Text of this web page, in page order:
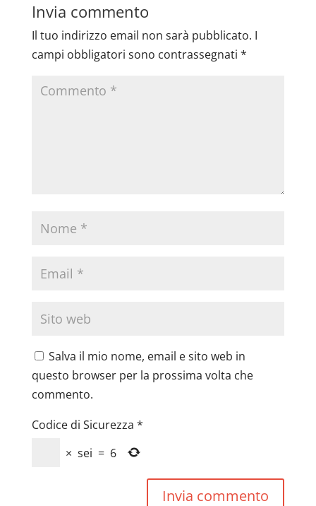
Invia commento
Il tuo indirizzo email non sarà pubblicato. I
campi obbligatori sono contrassegnati *
Salva il mio nome, email e sito web in
questo browser per la prossima volta che
commento.
Codice di Sicurezza *
× sei = 6